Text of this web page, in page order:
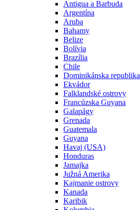
Antigua a Barbuda
Argentína
Aruba
Bahamy
Belize
Bolívia
Brazília
Chile
Dominikánska republika
Ekvádor
Falklandské ostrovy
Francúzska Guyana
Galapágy
Grenada
Guatemala
Guyana
Havaj (USA)
Honduras
Jamajka
Južná Amerika
Kajmanie ostrovy
Kanada
Karibik